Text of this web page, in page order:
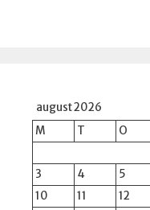
august 2026
M
T O
3
4 5
10
11 12